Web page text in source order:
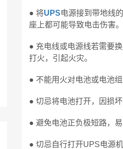
● 将UPS电源接到带地线
座上都可能导致电击伤害。
● 充电线或电源线若需要
打火，引起火灾。
● 不能用火对电池或电池
● 切忌将电池打开，因损
● 避免电池正负极短路，易
● 切忌自行打开UPS电源